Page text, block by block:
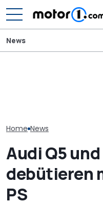
News
Home News
Audi Q5
debütieren
PS